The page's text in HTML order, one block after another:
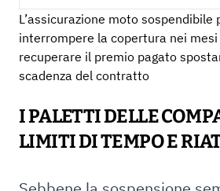
L’assicurazione moto sospendibile
interrompere la copertura nei
recuperare il premio pagato
scadenza del contratto
I PALETTI DELLE
LIMITI DI TEMPO E